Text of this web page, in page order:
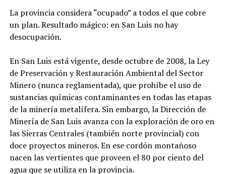
La provincia considera “ocupado” a todos el que cobre
un plan. Resultado mágico: en San Luis no hay
desocupación.
En San Luis está vigente, desde octubre de 2008, la Ley
de Preservación y Restauración Ambiental del Sector
Minero (nunca reglamentada), que prohíbe el uso de
sustancias químicas contaminantes en todas las etapas
de la minería metalífera. Sin embargo, la Dirección de
Minería de San Luis avanza con la exploración de oro en
las Sierras Centrales (también norte provincial) con
doce proyectos mineros. En ese cordón montañoso
nacen las vertientes que proveen el 80 por ciento del
agua que se utiliza en la provincia.